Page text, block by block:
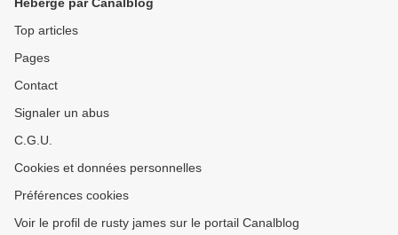
Top articles
Pages
Contact
Signaler un abus
C.G.U.
Cookies et données personnelles
Préférences cookies
Voir le profil de rusty james sur le portail Canalblog